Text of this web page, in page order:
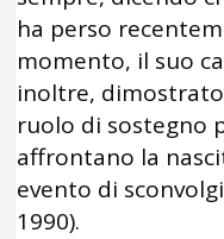
ha perso
momento, il suo
inoltre,
ruolo di sostegno
affrontano la
evento di
1990).